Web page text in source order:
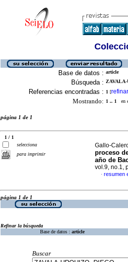
Base de datos : article
Búsqueda :
Referencias encontradas : 1 [refinar
Mostrando: 1 .. 1 en
página 1 de 1
1 / 1
selecciona
para imprimir
Gallo-
proceso
año de
vol.9, no.1,
· resumen
página 1 de 1
Refinar la búsqueda
Base de datos : article
Buscar